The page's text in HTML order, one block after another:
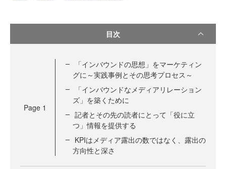
目次
Page 1
「インバウンドの思想」をマーケティン
グに～実践事例とその思考プロセス～
「インバウンドなメディアリレーション
ズ」を築くために
記者とその先の読者にとって「役に立
つ」情報を提供する
KPIはメディア露出の数ではなく、露出の
方向性と深さ